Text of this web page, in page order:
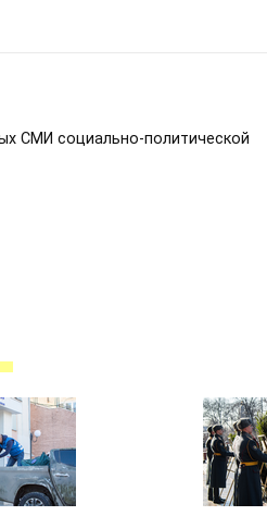
СМИ социально-политической